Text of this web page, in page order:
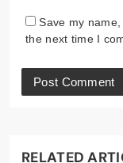
Save my
the next time I
RELATED